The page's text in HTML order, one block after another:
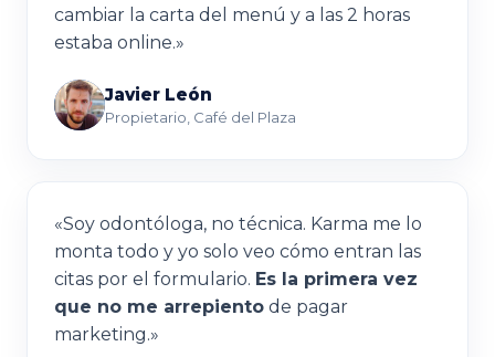
cambiar la carta del menú y a las 2 horas
estaba online.»
JL Javier León
Propietario Café del Plaza
«Soy odontóloga, no técnica. Karma me lo
monta todo y yo solo veo cómo entran las
citas por el formulario. Es la primera vez
que no me arrepiento de pagar
marketing.»